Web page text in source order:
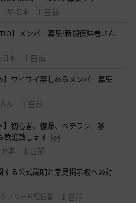
ザ-日本 1 日前
】メンバー募集!新規復帰者さん
日本 1 日前
】ワイワイ楽しめるメンバー募集
ん 1 日前
】初心者、復帰、ベテラン、移
歓迎致します
本 1 日前
する公式説明と意見掲示板への対
フリード配信者 1 日前